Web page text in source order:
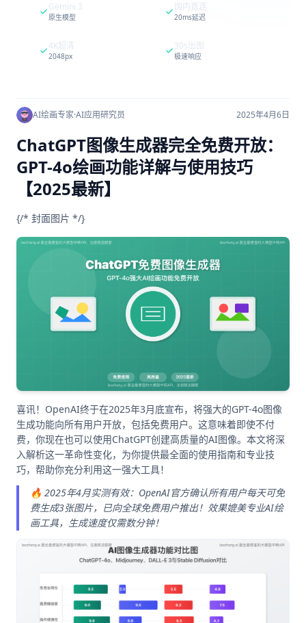
Gemini 3
原生模型
国内直连
20ms延迟
4K超清
2048px
30s出图
极速响应
AI绘画专家·AI应用研究员 2025年4月6日
ChatGPT图像生成器完全免费开放：
GPT-4o绘画功能详解与使用技巧
【2025最新】
{/* 封面图片 */}
喜讯！OpenAI终于在2025年3月底宣布，将强大的GPT-4o图像
生成功能向所有用户开放，包括免费用户。这意味着即使不付
费，你现在也可以使用ChatGPT创建高质量的AI图像。本文将深
入解析这一革命性变化，为你提供最全面的使用指南和专业技
巧，帮助你充分利用这一强大工具！
🔥 2025年4月实测有效：OpenAI官方确认所有用户每天可免
费生成3张图片，已向全球免费用户推出！效果媲美专业AI绘
画工具，生成速度仅需数分钟！